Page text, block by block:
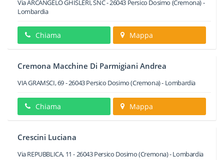
Via ARCANGELO GHISLERI, SNC-26043 Persico Dosimo (Cremona) -
Lombardia
Chiama Mappa
Cremona Macchine Di Parmigiani Andrea
VIA GRAMSCI, 69-26043Persico Dosimo(Cremona) - Lombardia
Chiama Mappa
Crescini Luciana
Via REPUBBLICA, 11 -26043Persico Dosimo(Cremona) -Lombardia